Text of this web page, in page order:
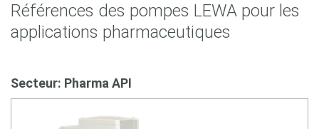
Références des pompes LEWA pour les
applications pharmaceutiques
Secteur: Pharma API